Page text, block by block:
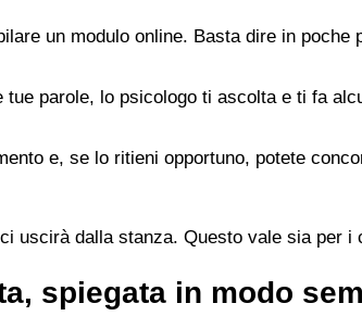
un modulo online. Basta dire in
parole, lo psicologo ti ascolta e ti fa
e, se lo ritieni opportuno, potete
uscirà dalla stanza. Questo vale sia per i
spiegata in modo